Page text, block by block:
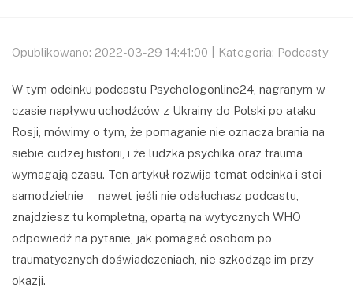
Opublikowano: 2022-03-29 14:41:00 | Kategoria: Podcasty
W tym odcinku podcastu Psychologonline24, nagranym w
czasie napływu uchodźców z Ukrainy do Polski po ataku
Rosji, mówimy o tym, że pomaganie nie oznacza brania na
siebie cudzej historii, i że ludzka psychika oraz trauma
wymagają czasu. Ten artykuł rozwija temat odcinka i stoi
samodzielnie — nawet jeśli nie odsłuchasz podcastu,
znajdziesz tu kompletną, opartą na wytycznych WHO
odpowiedź na pytanie, jak pomagać osobom po
traumatycznych doświadczeniach, nie szkodząc im przy
okazji.